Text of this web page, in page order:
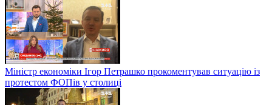
Міністр економіки Ігор Петрашко прокоментував ситуацію із
протестом ФОПів у столиці